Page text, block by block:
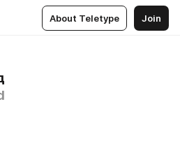
About Teletype Join